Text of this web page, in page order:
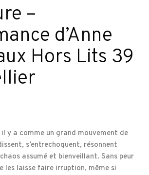
–
d’Anne
Hors Lits 39
y a comme un grand mouvement de
s’entrechoquent, résonnent
assumé et bienveillant. Sans peur
les laisse faire irruption, même si